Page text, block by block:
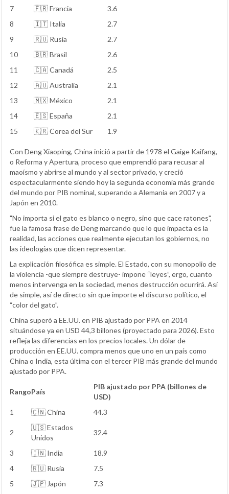
7 🇫🇷 Francia
3.6
8
🇮🇹 Italia
2.7
9
🇷🇺 Rusia
2.7
10
🇧🇷 Brasil
2.6
11
🇨🇦 Canadá
2.5
12
🇦🇺 Australia
2.1
13
🇲🇽 México
2.1
14
🇪🇸 España
2.1
15
🇰🇷 Corea del Sur 1.9
Con Deng Xiaoping, China inició a partir de 1978 el Gaige Kaifang,
o Reforma y Apertura, proceso que emprendió para recusar al
maoísmo y abrirse al mundo y al sector privado, y creció
espectacularmente siendo hoy la segunda economía más grande
del mundo por PIB nominal, superando a Alemania en 2007 y a
Japón en 2010.
"No importa si el gato es blanco o negro, sino que cace ratones",
fue la famosa frase de Deng marcando que lo que impacta es la
realidad, las acciones que realmente ejecutan los gobiernos, no
las ideologías que dicen representar.
La explicación filosófica es simple. El Estado, con su monopolio de
la violencia -que siempre destruye- impone “leyes”, ergo, cuanto
menos intervenga en la sociedad, menos destrucción ocurrirá. Así
de simple, así de directo sin que importe el discurso político, el
“color del gato”.
China superó a EE.UU. en PIB ajustado por PPA en 2014
situándose ya en USD 44,3 billones (proyectado para 2026). Esto
refleja las diferencias en los precios locales. Un dólar de
producción en EE.UU. compra menos que uno en un país como
China o India, esta última con el tercer PIB más grande del mundo
ajustado por PPA.
RangoPaís
PIB ajustado por PPA (billones de
USD)
1
🇨🇳 China 44.3
2
🇺🇸 Estados
Unidos
32.4
3 🇮🇳 India
18.9
4
🇷🇺 Rusia
7.5
5
🇯🇵 Japón
7.3